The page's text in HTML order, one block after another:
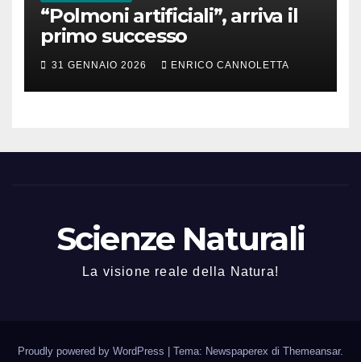
“Polmoni artificiali”, arriva il
primo successo
31 GENNAIO 2026 ENRICO CANNOLETTA
Scienze Naturali
La visione reale della Natura!
Proudly powered by WordPress | Tema: Newspaperex di Themeansar.